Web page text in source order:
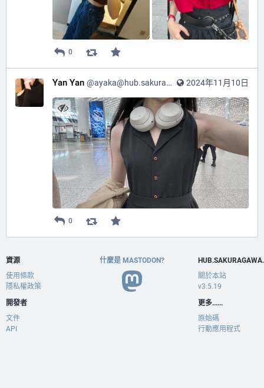
0
2024年11月10日
Yan Yan @ayaka@hub.sakuragawa.moe
0
資源
使用條款
隱私權政策
開發者
文件
API
什麼是 MASTODON?
關於本站
v3.5.19
更多......
原始碼
行動應用程式